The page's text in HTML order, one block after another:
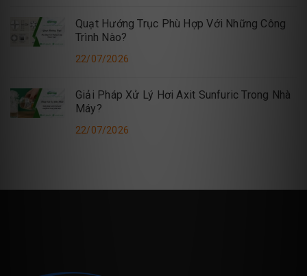
Quạt Hướng Trục Phù Hợp Với Những Công
Trình Nào?
22/07/2026
Giải Pháp Xử Lý Hơi Axit Sunfuric Trong Nhà
Máy?
22/07/2026